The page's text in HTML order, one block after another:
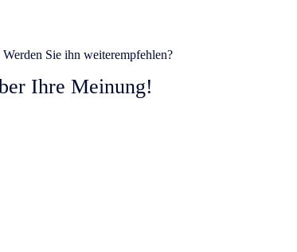
Sie ihn weiterempfehlen?
Ihre Meinung!